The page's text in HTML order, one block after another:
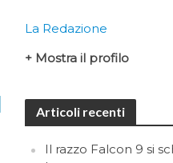
La Redazione
+ Mostra il profilo
Articoli recenti
Il razzo Falcon 9 si